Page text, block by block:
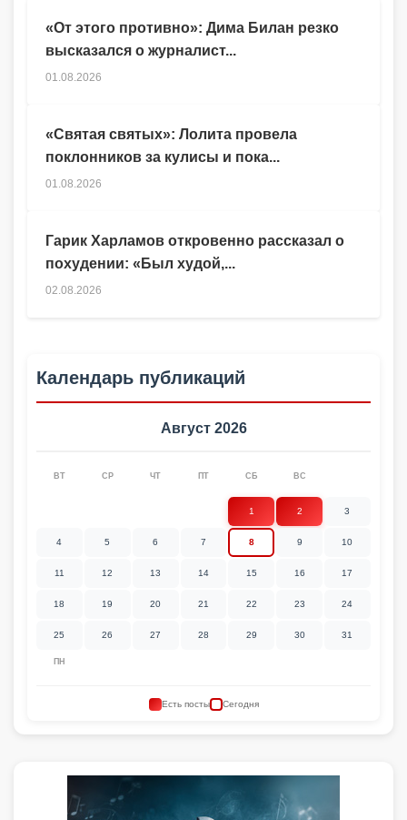
Гарик Харламов откровенно рассказал о
похудении: «Был худой,...
02.08.2026
«От этого противно»: Дима Билан резко
высказался о журналист...
01.08.2026
«Святая святых»: Лолита провела
поклонников за кулисы и пока...
01.08.2026
Календарь публикаций
Август 2026
ПН
ВТ СР ЧТ ПТ СБ ВС
1 2 3
4 5 6 7 8 9 10
11 12 13 14 15 16 17
18 19 20 21 22 23 24
25 26 27 28 29 30 31
Есть посты Сегодня